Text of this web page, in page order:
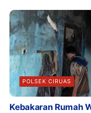
POLSEK CIRUAS
Kebakaran Rumah